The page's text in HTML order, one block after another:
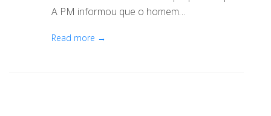
A PM informou que o homem…
Read more →